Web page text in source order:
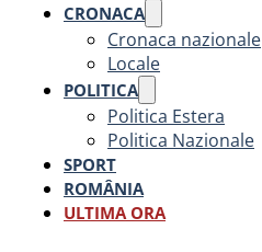
CRONACA
Cronaca nazionale
Locale
POLITICA
Politica Estera
Politica Nazionale
SPORT
ROMÂNIA
ULTIMA ORA